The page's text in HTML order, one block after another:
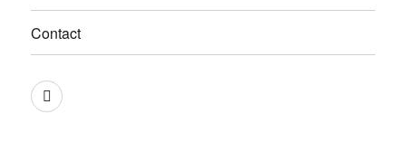
Contact
LinkedIn